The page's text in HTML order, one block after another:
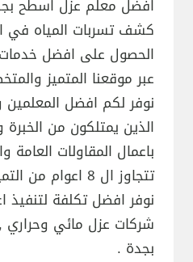
افضل معلم عزل اسطح
كشف تسربات المياه في
الحصول على افضل
عبر موقعنا المتميز
نوفر لكم افضل المعلمين
الذين يمتلكون من الخبرة
باعمال المقاولات العامة
تتجاوز ال 8 اعوام
نوفر افضل تكلفة لتنفيذ
شركات عزل مائي وحراري
بجدة .